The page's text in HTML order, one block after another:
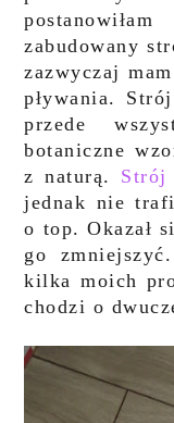
zabudowany
zazwyczaj
pływania.
przede
botaniczne
z naturą. Strój
jednak nie
o top. Okazał
go
kilka moich
chodzi o dwu